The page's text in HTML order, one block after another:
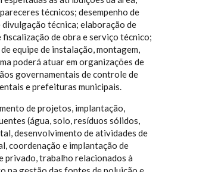
técnicos; desempenho de
técnica; elaboração de
de obra e serviço técnico;
equipe de instalação, montagem,
poderá atuar em organizações de
governamentais de controle de
e prefeituras municipais.
de projetos, implantação,
(água, solo, resíduos sólidos,
desenvolvimento de atividades de
coordenação e implantação de
privado, trabalho relacionados à